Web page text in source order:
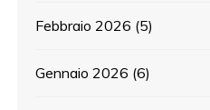
Febbraio 2026 (5)
Gennaio 2026 (6)